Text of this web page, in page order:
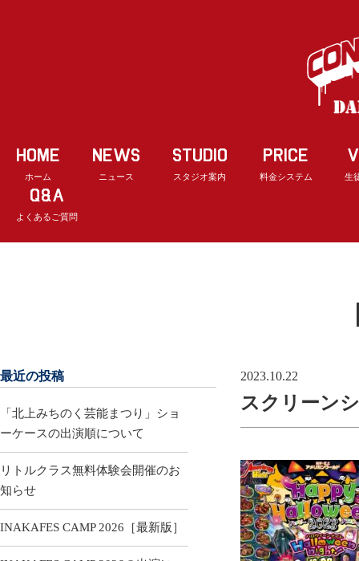
HOME
ホーム
NEWS
ニュース
STUDIO
スタジオ案内
PRICE
料金システム 生
Q&A
よくあるご質問
2023.10.22
スクリーンシ
最近の投稿
「北上みちのく芸能まつり」ショ
ーケースの出演順について
リトルクラス無料体験会開催のお
知らせ
INAKAFES CAMP 2026［最新版］